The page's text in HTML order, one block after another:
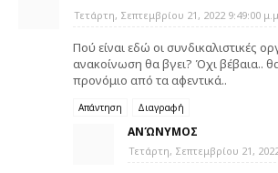
Τετάρτη, Σεπτεμβρίου 21, 2022 9:49:00 μ.μ.
Πού είναι εδώ οι συνδικαλιστικές
ανακοίνωση θα βγει? Όχι βέβαια..
προνόμιο από τα αφεντικά..
Απάντηση Διαγραφή
ΑΝΏΝΥΜΟΣ
Τετάρτη, Σεπτεμβρίου 21,